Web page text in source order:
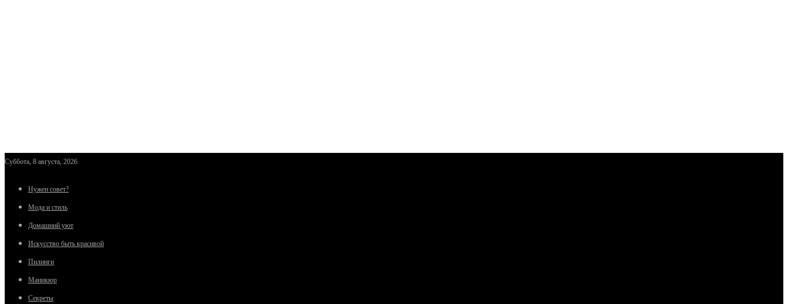
Суббота, 8 августа, 2026
Нужен совет?
Мода и стиль
Домашний уют
Искусство быть красивой
Пилинги
Маникюр
Секреты